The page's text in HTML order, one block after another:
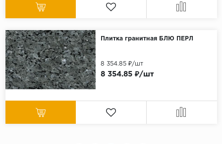
Плитка гранитная БЛЮ ПЕРЛ
8 354.85 ₽/шт
8 354.85 ₽/шт